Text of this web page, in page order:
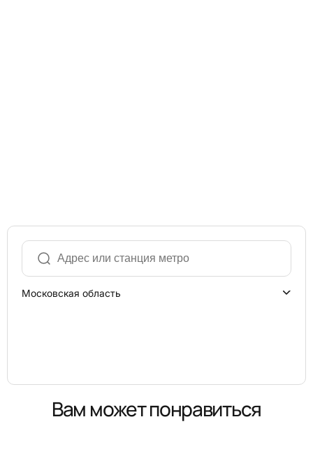
Московская область
Вам может понравиться